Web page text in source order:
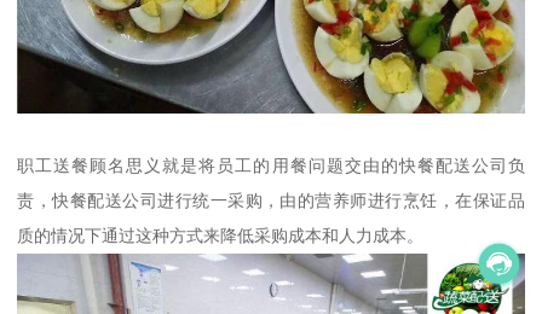
职工送餐顾名思义就是将员工的用餐问题交由的快餐配送公司负
责，快餐配送公司进行统一采购，由的营养师进行烹饪，在保证品
质的情况下通过这种方式来降低采购成本和人力成本。